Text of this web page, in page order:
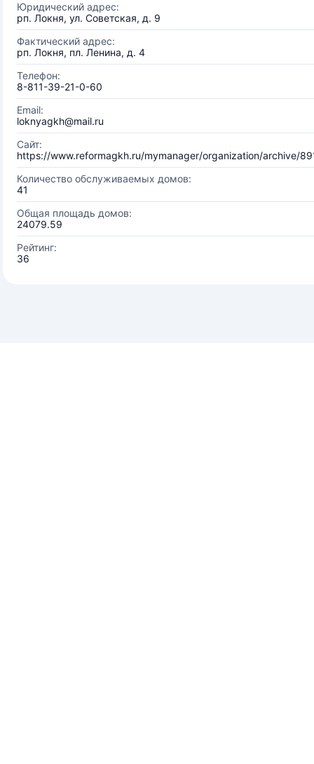
Юридический адрес:
рп. Локня, ул. Советская, д. 9
Фактический адрес:
рп. Локня, пл. Ленина, д. 4
Телефон:
8-811-39-21-0-60
Email:
loknyagkh@mail.ru
Сайт:
https://www.reformagkh.ru/mymanager/organization/archive/
Количество обслуживаемых домов:
41
Общая площадь домов:
24079.59
Рейтинг:
36